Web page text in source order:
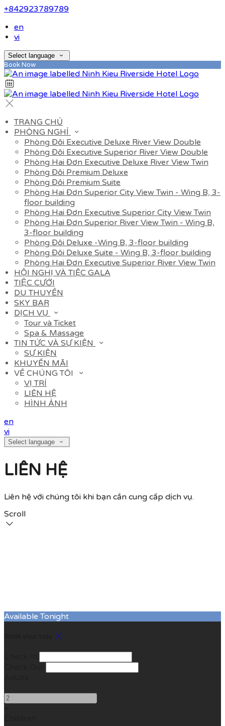
+842923789789
en
vi
Select language
Book Now
TRANG CHỦ
PHÒNG NGHỈ
Phòng Đôi Executive Deluxe River View Double
Phòng Đôi Executive Superior River View Double
Phòng Hai Đơn Executive Deluxe River View Twin
Phòng Đôi Premium Deluxe
Phòng Đôi Premium Suite
Phòng Hai Đơn Superior City View Twin - Wing B, 3-
floor building
Phòng Hai Đơn Executive Superior City View Twin
Phòng Hai Đơn Superior River View Twin - Wing B,
3-floor building
Phòng Đôi Deluxe -Wing B, 3-floor building
Phòng Đôi Deluxe Suite - Wing B, 3-floor building
Phòng Hai Đơn Executive Superior River View Twin
HỘI NGHỊ VÀ TIỆC GALA
TIỆC CƯỚI
DU THUYỀN
SKY BAR
DỊCH VỤ
Tour và Ticket
Spa & Massage
TIN TỨC VÀ SỰ KIỆN
SỰ KIỆN
KHUYẾN MÃI
VỀ CHÚNG TÔI
VỊ TRÍ
LIÊN HỆ
HÌNH ẢNH
en
vi
Select language
LIÊN HỆ
Liên hệ với chúng tôi khi bạn cần cung cấp dịch vụ.
Scroll
Available Tonight